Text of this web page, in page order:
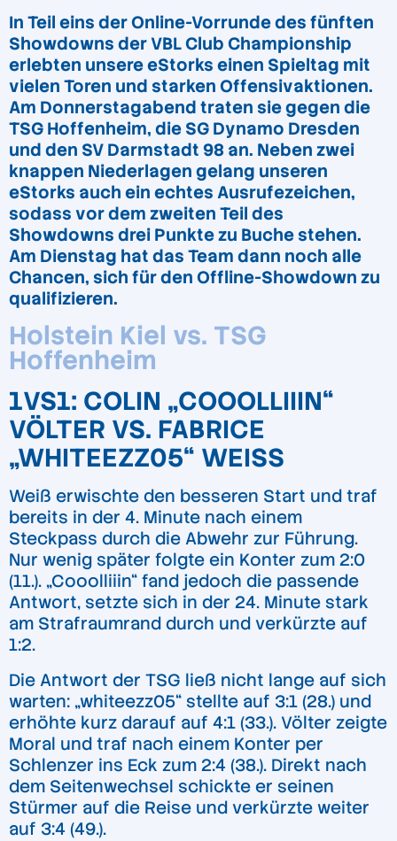
In Teil eins der Online-Vorrunde des fünften
Showdowns der VBL Club Championship
erlebten unsere eStorks einen Spieltag mit
vielen Toren und starken Offensivaktionen.
Am Donnerstagabend traten sie gegen die
TSG Hoffenheim, die SG Dynamo Dresden
und den SV Darmstadt 98 an. Neben zwei
knappen Niederlagen gelang unseren
eStorks auch ein echtes Ausrufezeichen,
sodass vor dem zweiten Teil des
Showdowns drei Punkte zu Buche stehen.
Am Dienstag hat das Team dann noch alle
Chancen, sich für den Offline-Showdown zu
qualifizieren.
Holstein Kiel vs. TSG
Hoffenheim
1VS1: COLIN „COOOLLIIIN“
VÖLTER VS. FABRICE
„WHITEEZZ05“ WEISS
Weiß erwischte den besseren Start und traf
bereits in der 4. Minute nach einem
Steckpass durch die Abwehr zur Führung.
Nur wenig später folgte ein Konter zum 2:0
(11.). „Cooolliiin“ fand jedoch die passende
Antwort, setzte sich in der 24. Minute stark
am Strafraumrand durch und verkürzte auf
1:2.
Die Antwort der TSG ließ nicht lange auf sich
warten: „whiteezz05“ stellte auf 3:1 (28.) und
erhöhte kurz darauf auf 4:1 (33.). Völter zeigte
Moral und traf nach einem Konter per
Schlenzer ins Eck zum 2:4 (38.). Direkt nach
dem Seitenwechsel schickte er seinen
Stürmer auf die Reise und verkürzte weiter
auf 3:4 (49.).